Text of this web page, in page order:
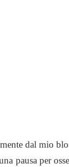
dal mio
pausa per